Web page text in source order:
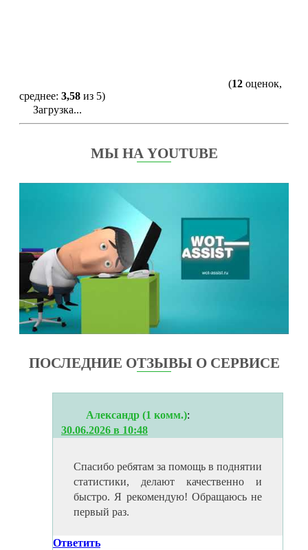
(12 оценок,
среднее: 3,58 из 5)
Загрузка...
МЫ НА YOUTUBE
ПОСЛЕДНИЕ ОТЗЫВЫ О СЕРВИСЕ
Александр (1 комм.):
30.06.2026 в 10:48
Спасибо ребятам за помощь в поднятии
статистики, делают качественно и
быстро. Я рекомендую! Обращаюсь не
первый раз.
Ответить